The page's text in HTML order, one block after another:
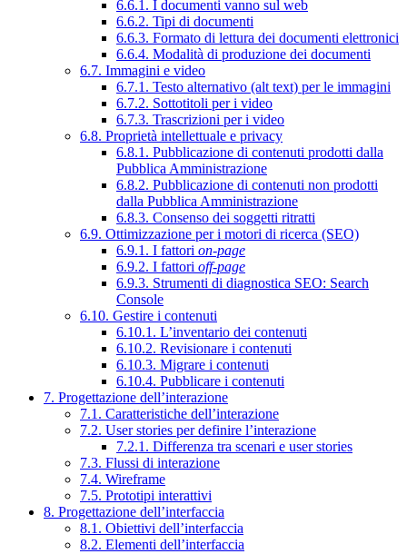
6.6.1. I documenti vanno sul web
6.6.2. Tipi di documenti
6.6.3. Formato di lettura dei documenti elettronici
6.6.4. Modalità di produzione dei documenti
6.7. Immagini e video
6.7.1. Testo alternativo (alt text) per le immagini
6.7.2. Sottotitoli per i video
6.7.3. Trascrizioni per i video
6.8. Proprietà intellettuale e privacy
6.8.1. Pubblicazione di contenuti prodotti dalla
Pubblica Amministrazione
6.8.2. Pubblicazione di contenuti non prodotti
dalla Pubblica Amministrazione
6.8.3. Consenso dei soggetti ritratti
6.9. Ottimizzazione per i motori di ricerca (SEO)
6.9.1. I fattori on-page
6.9.2. I fattori off-page
6.9.3. Strumenti di diagnostica SEO: Search
Console
6.10. Gestire i contenuti
6.10.1. L’inventario dei contenuti
6.10.2. Revisionare i contenuti
6.10.3. Migrare i contenuti
6.10.4. Pubblicare i contenuti
7. Progettazione dell’interazione
7.1. Caratteristiche dell’interazione
7.2. User stories per definire l’interazione
7.2.1. Differenza tra scenari e user stories
7.3. Flussi di interazione
7.4. Wireframe
7.5. Prototipi interattivi
8. Progettazione dell’interfaccia
8.1. Obiettivi dell’interfaccia
8.2. Elementi dell’interfaccia